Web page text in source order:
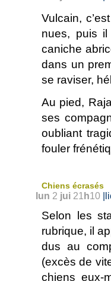
Vulcain,
nues, puis
caniche
dans un
se raviser,
Au pied,
ses
oubliant
fouler
Chiens écrasés
lun 2 jui 21 h10
Selon les
rubrique, il
dus au
(excès de
chiens eux-